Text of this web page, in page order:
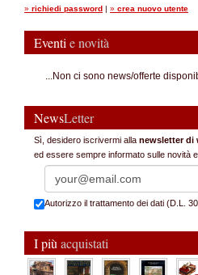
» richiedi password | » crea nuovo utente
Eventi e novità
...Non ci sono news/offerte
NewsLetter
Sì, desidero iscrivermi alla newsletter di
ed essere sempre informato sulle novità
Autorizzo il trattamento dei dati (D.L.
I più acquistati